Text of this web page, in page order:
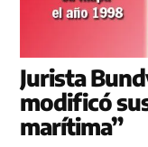
Jurista
modificó
marítima”